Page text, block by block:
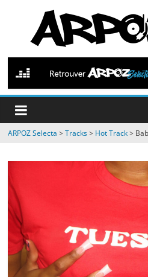
contenu
ARPOZ
Selecta
by
ARPOZ
ARPOZ Selecta >Tracks> Hot Track>